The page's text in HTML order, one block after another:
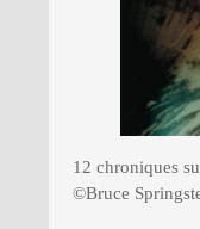
12 chroniques
©Bruce